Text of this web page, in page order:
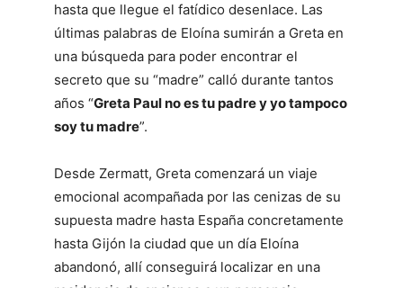
hasta que llegue el fatídico desenlace. Las
últimas palabras de Eloína sumirán a Greta en
una búsqueda para poder encontrar el
secreto que su “madre” calló durante tantos
años “Greta Paul no es tu padre y yo tampoco
soy tu madre”.
Desde Zermatt, Greta comenzará un viaje
emocional acompañada por las cenizas de su
supuesta madre hasta España concretamente
hasta Gijón la ciudad que un día Eloína
abandonó, allí conseguirá localizar en una